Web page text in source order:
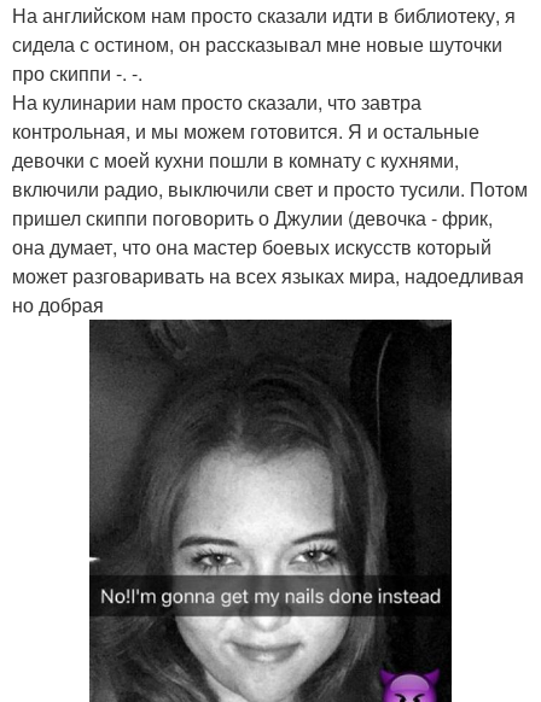
На английском нам просто сказали идти в библиотеку, я
сидела с остином, он рассказывал мне новые шуточки
про скиппи -. -.
На кулинарии нам просто сказали, что завтра
контрольная, и мы можем готовится. Я и остальные
девочки с моей кухни пошли в комнату с кухнями,
включили радио, выключили свет и просто тусили. Потом
пришел скиппи поговорить о Джулии (девочка - фрик,
она думает, что она мастер боевых искусств который
может разговаривать на всех языках мира, надоедливая
но добрая